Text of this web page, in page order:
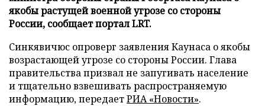
якобы растущей военной угрозе со стороны
России, сообщает портал LRT.
Синкявичюс опроверг заявления Каунаса о якобы
возрастающей угрозе со стороны России. Глава
правительства призвал не запугивать население
и тщательно взвешивать распространяемую
информацию, передаетРИА «Новости».